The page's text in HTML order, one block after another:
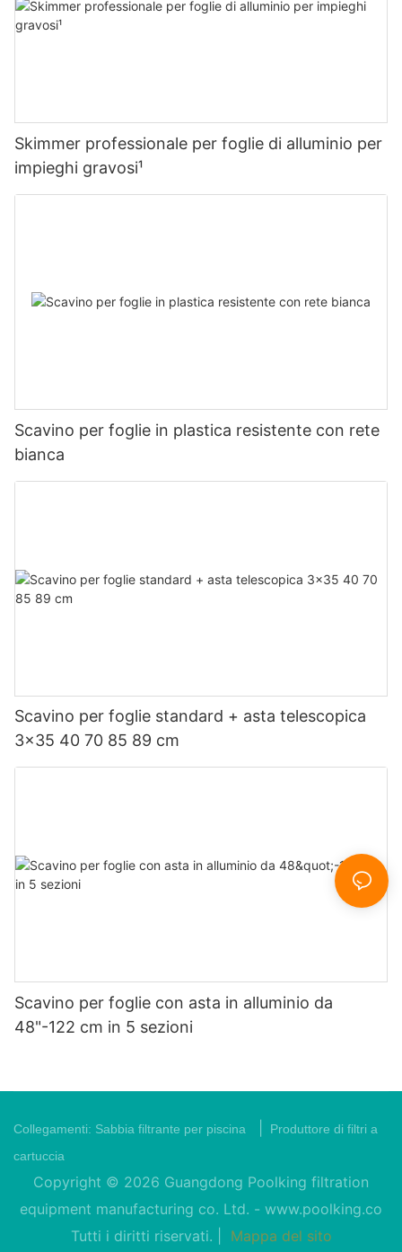
Skimmer professionale per foglie di alluminio per
impieghi gravosi¹
Scavino per foglie in plastica resistente con rete
bianca
Scavino per foglie standard + asta telescopica
3x35 40 70 85 89 cm
Scavino per foglie con asta in alluminio da
48"-122 cm in 5 sezioni
Collegamenti: Sabbia filtrante per piscina
Produttore di filtri a
cartuccia
Copyright © 2026 Guangdong Poolking filtration
equipment manufacturing co. Ltd. - www.poolking.co
Tutti i diritti riservati. |
Mappa del sito